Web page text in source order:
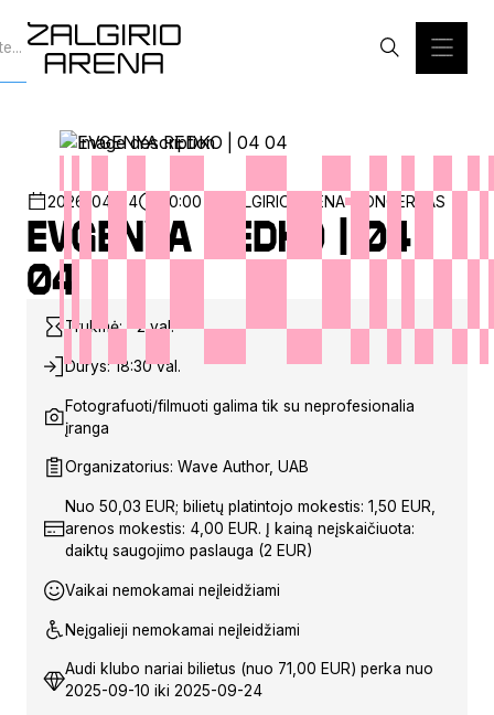
2026-04-04 20:00 ŽALGIRIO ARENA KONCERTAS
EVGENYA REDKO | 04
04
Trukmė: ~2 val.
Durys: 18:30 val.
Fotografuoti/filmuoti galima tik su neprofesionalia
įranga
Organizatorius: Wave Author, UAB
Nuo 50,03 EUR; bilietų platintojo mokestis: 1,50 EUR,
arenos mokestis: 4,00 EUR. Į kainą neįskaičiuota:
daiktų saugojimo paslauga (2 EUR)
Vaikai nemokamai neįleidžiami
Neįgalieji nemokamai neįleidžiami
Audi klubo nariai bilietus (nuo 71,00 EUR) perka nuo
2025-09-10 iki 2025-09-24